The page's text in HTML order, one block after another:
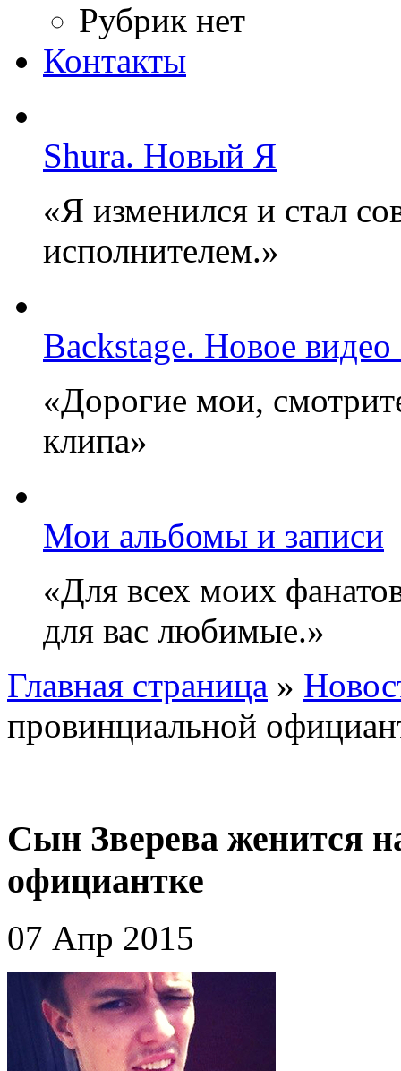
Рубрик нет
Контакты
Shura. Новый Я
«Я изменился и стал
исполнителем.»
Backstage. Новое
«Дорогие мои,
клипа»
Мои альбомы и записи
«Для всех моих
для вас любимые.»
Главная страница »
провинциальной
Сын Зверева женится
официантке
07 Апр 2015